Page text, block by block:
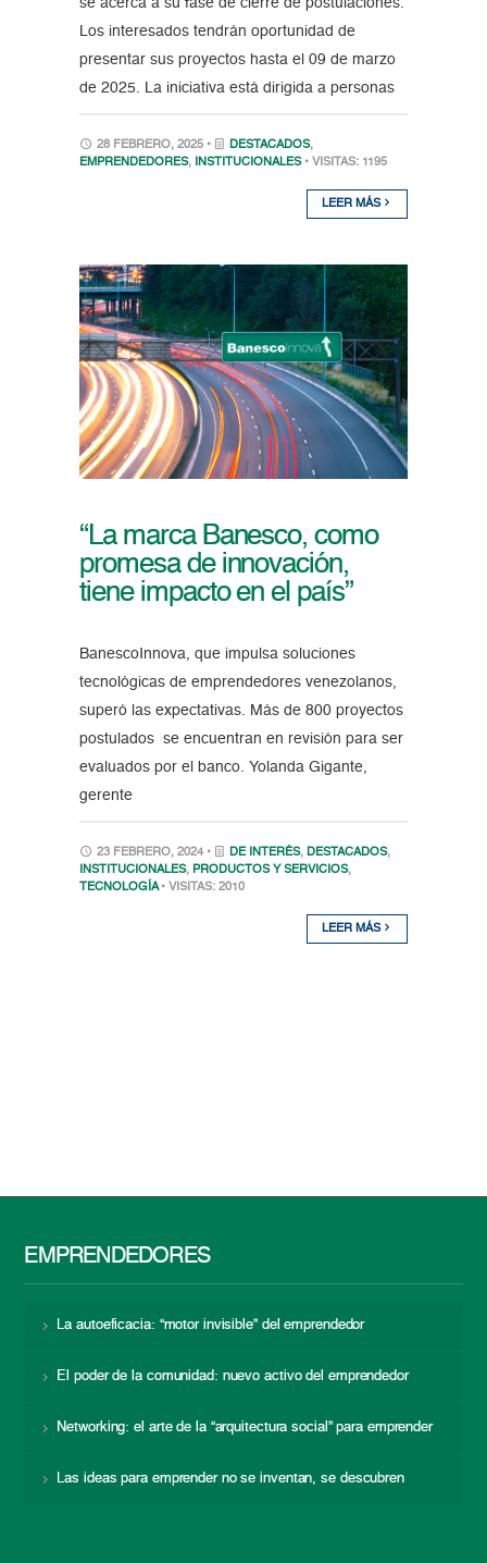
se acerca a su fase de cierre de postulaciones.
Los interesados tendrán oportunidad de
presentar sus proyectos hasta el 09 de marzo
de 2025. La iniciativa está dirigida a personas
28 FEBRERO, 2025 • DESTACADOS,
EMPRENDEDORES, INSTITUCIONALES • VISITAS: 1195
LEER MÁS
“La marca Banesco, como
promesa de innovación,
tiene impacto en el país”
BanescoInnova, que impulsa soluciones
tecnológicas de emprendedores venezolanos,
superó las expectativas. Más de 800 proyectos
postulados se encuentran en revisión para ser
evaluados por el banco. Yolanda Gigante,
gerente
23 FEBRERO, 2024 • DE INTERÉS, DESTACADOS,
INSTITUCIONALES, PRODUCTOS Y SERVICIOS,
TECNOLOGÍA • VISITAS: 2010
LEER MÁS
EMPRENDEDORES
La autoeficacia: “motor invisible” del emprendedor
El poder de la comunidad: nuevo activo del emprendedor
Networking: el arte de la “arquitectura social” para emprender
Las ideas para emprender no se inventan, se descubren